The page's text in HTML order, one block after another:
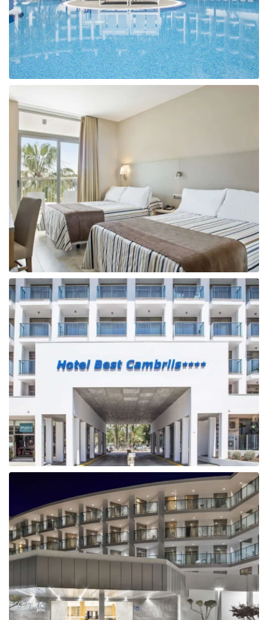
Taizeme
Turcija
Apvienotie Arābu Emirāti
Itālija
Kipra
Dominikānas Republika
Vjetnama
Tanzānija
Bulgārija
Melnkalne
Šrilanka
Tunisija
Albānija